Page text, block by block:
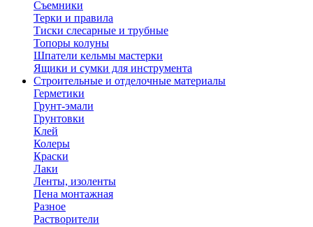
Съемники
Терки и правила
Тиски слесарные и трубные
Топоры колуны
Шпатели кельмы мастерки
Ящики и сумки для инструмента
Строительные и отделочные материалы
Герметики
Грунт-эмали
Грунтовки
Клей
Колеры
Краски
Лаки
Ленты, изоленты
Пена монтажная
Разное
Растворители